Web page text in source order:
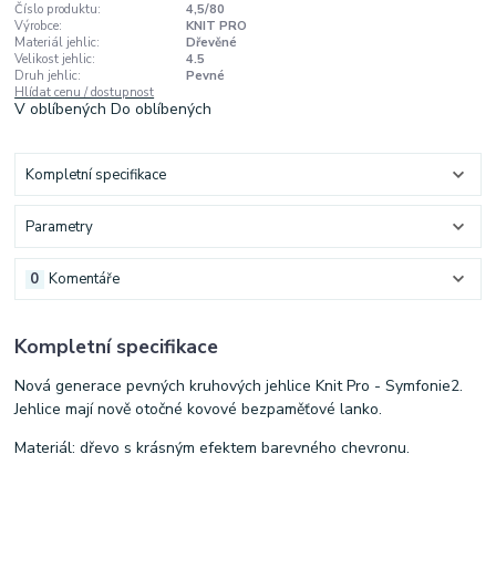
Číslo produktu:
4,5/80
Výrobce:
KNIT PRO
Materiál jehlic:
Dřevěné
Velikost jehlic:
4.5
Druh jehlic:
Pevné
Hlídat cenu / dostupnost
V oblíbenýchDo oblíbených
Kompletní specifikace
Parametry
Komentáře
0
Kompletní specifikace
Nová generace pevných kruhových jehlice Knit Pro - Symfonie2.
Jehlice mají nově otočné kovové bezpaměťové lanko.
Materiál: dřevo s krásným efektem barevného chevronu.